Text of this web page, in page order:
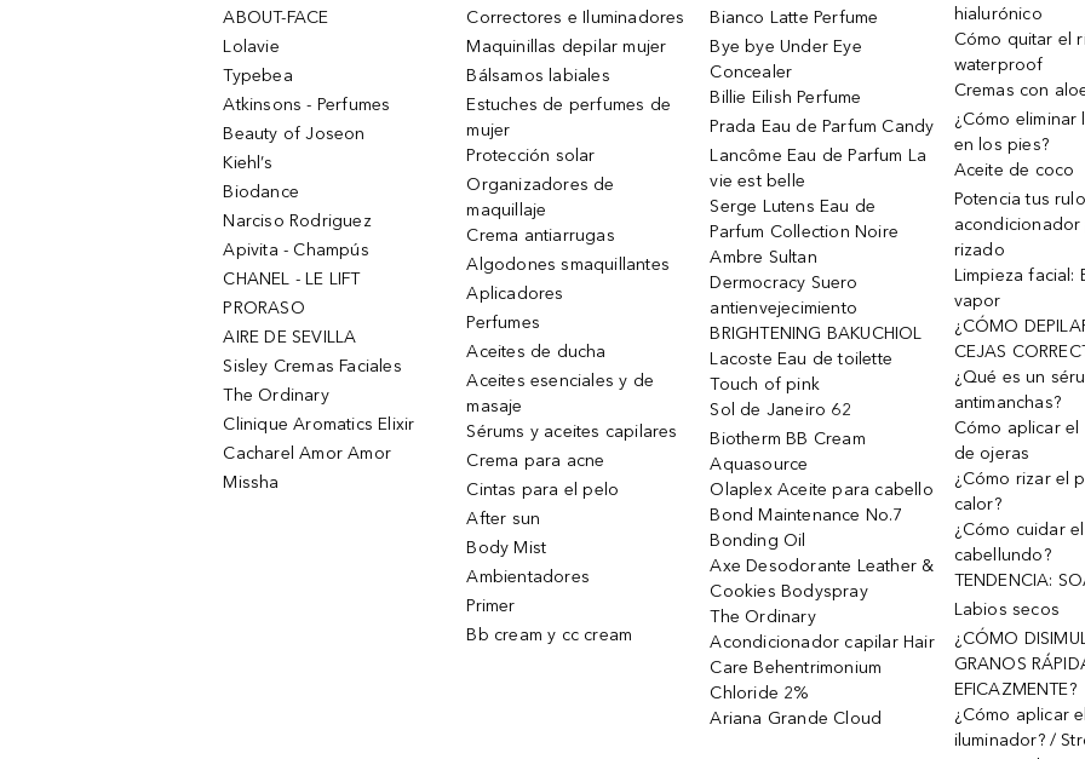
ABOUT-FACE
Lolavie
Typebea
Atkinsons - Perfumes
Beauty of Joseon
Kiehl’s
Biodance
Narciso Rodriguez
Apivita - Champús
CHANEL - LE LIFT
PRORASO
AIRE DE SEVILLA
Sisley Cremas Faciales
The Ordinary
Clinique Aromatics Elixir
Cacharel Amor Amor
Missha
Correctores e Iluminadores
Maquinillas depilar mujer
Bálsamos labiales
Estuches de perfumes de
mujer
Protección solar
Organizadores de
maquillaje
Crema antiarrugas
Algodones smaquillantes
Aplicadores
Perfumes
Aceites de ducha
Aceites esenciales y de
masaje
Sérums y aceites capilares
Crema para acne
Cintas para el pelo
After sun
Body Mist
Ambientadores
Primer
Bb cream y cc cream
Bianco Latte Perfume
Bye bye Under Eye
Concealer
Billie Eilish Perfume
Prada Eau de Parfum Candy
Lancôme Eau de Parfum La
vie est belle
Serge Lutens Eau de
Parfum Collection Noire
Ambre Sultan
Dermocracy Suero
antienvejecimiento
BRIGHTENING BAKUCHIOL
Lacoste Eau de toilette
Touch of pink
Sol de Janeiro 62
Biotherm BB Cream
Aquasource
Olaplex Aceite para cabello
Bond Maintenance No.7
Bonding Oil
Axe Desodorante Leather &
Cookies Bodyspray
The Ordinary
Acondicionador capilar Hair
Care Behentrimonium
Chloride 2%
Ariana Grande Cloud
hialurónico
Cómo quitar el
waterproof
Cremas con
¿Cómo eliminar
en los pies?
Aceite de coco
Potencia tus
rizado
Limpieza facial:
vapor
¿CÓMO
CEJAS
¿Qué es un
antimanchas?
Cómo aplicar
de ojeras
¿Cómo rizar el
calor?
¿Cómo cuidar
cabellundo?
TENDENCIA:
Labios secos
¿CÓMO
GRANOS
EFICAZMENTE?
¿Cómo aplicar el
iluminador? /